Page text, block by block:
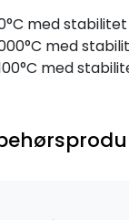
med
med
med